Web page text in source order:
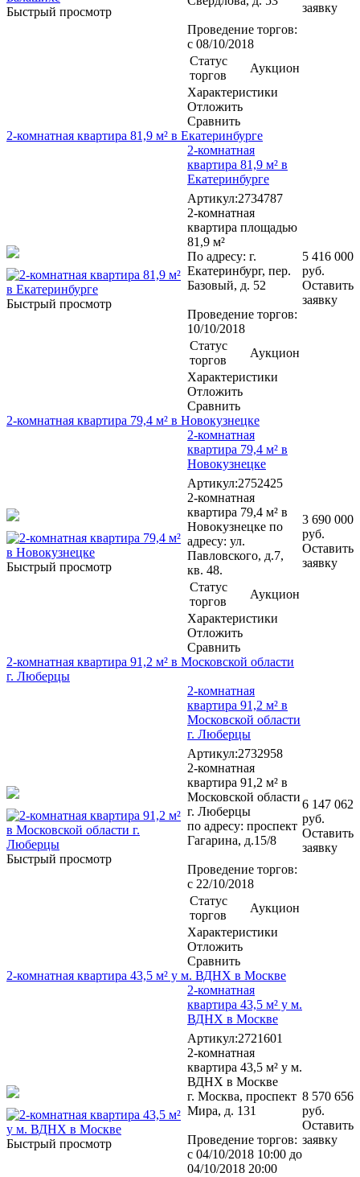
Быстрый просмотр
Проведение торгов:
с 08/10/2018
Статус
торгов
Аукцион
Характеристики
Отложить
Сравнить
заявку
2-комнатная квартира 81,9 м² в Екатеринбурге
Быстрый просмотр
2-комнатная
квартира 81,9 м² в
Екатеринбурге
Артикул:2734787
2-комнатная
квартира площадью
81,9 м²
По адресу: г.
Екатеринбург, пер.
Базовый, д. 52
Проведение торгов:
10/10/2018
Статус
торгов
Аукцион
Характеристики
Отложить
Сравнить
5 416 000
руб.
Оставить
заявку
2-комнатная квартира 79,4 м² в Новокузнецке
Быстрый просмотр
2-комнатная
квартира 79,4 м² в
Новокузнецке
Артикул:2752425
2-комнатная
квартира 79,4 м² в
Новокузнецке по
адресу: ул.
Павловского, д.7,
кв. 48.
Статус
торгов
Аукцион
Характеристики
Отложить
Сравнить
3 690 000
руб.
Оставить
заявку
2-комнатная квартира 91,2 м² в Московской области
г. Люберцы
Быстрый просмотр
2-комнатная
квартира 91,2 м² в
Московской области
г. Люберцы
Артикул:2732958
2-комнатная
квартира 91,2 м² в
Московской области
г. Люберцы
по адресу: проспект
Гагарина, д.15/8
Проведение торгов:
с 22/10/2018
Статус
торгов
Аукцион
Характеристики
Отложить
Сравнить
6 147 062
руб.
Оставить
заявку
2-комнатная квартира 43,5 м² у м. ВДНХ в Москве
Быстрый просмотр
2-комнатная
квартира 43,5 м² у м.
ВДНХ в Москве
Артикул:2721601
2-комнатная
квартира 43,5 м² у м.
ВДНХ в Москве
г. Москва, проспект
Мира, д. 131
Проведение торгов:
с 04/10/2018 10:00 до
04/10/2018 20:00
8 570 656
руб.
Оставить
заявку